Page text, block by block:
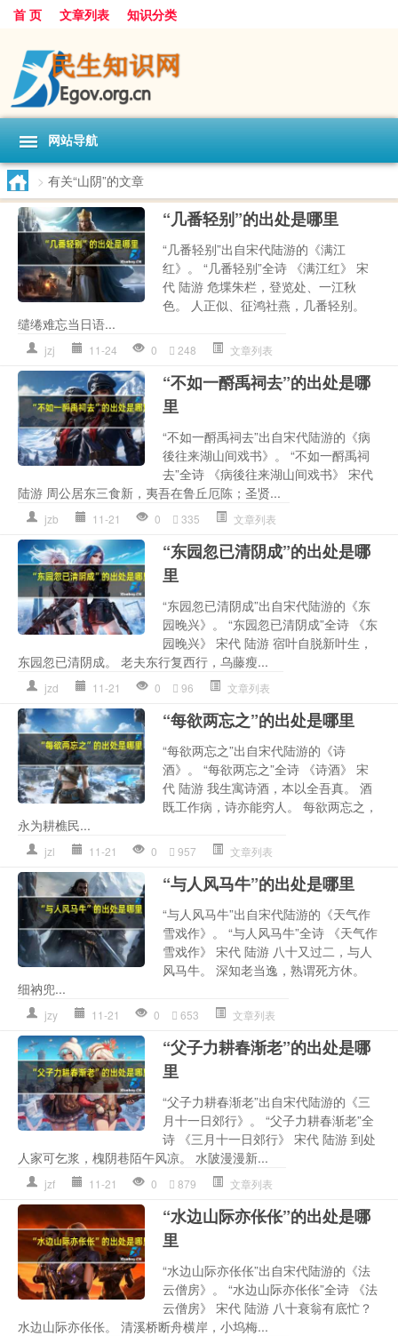
首 页 文章列表 知识分类
网站导航
> 有关“山阴”的文章
“几番轻别”的出处是哪里
“几番轻别”出自宋代陆游的《满江
红》。 “几番轻别”全诗 《满江红》 宋
代 陆游 危堞朱栏，登览处、一江秋
色。 人正似、征鸿社燕，几番轻别。
缱绻难忘当日语...
jzj 11-24 0 248 文章列表
“不如一酹禹祠去”的出处是哪
里
“不如一酹禹祠去”出自宋代陆游的《病
後往来湖山间戏书》。 “不如一酹禹祠
去”全诗 《病後往来湖山间戏书》 宋代
陆游 周公居东三食新，夷吾在鲁丘厄陈；圣贤...
jzb 11-21 0 335 文章列表
“东园忽已清阴成”的出处是哪
里
“东园忽已清阴成”出自宋代陆游的《东
园晚兴》。 “东园忽已清阴成”全诗 《东
园晚兴》 宋代 陆游 宿叶自脱新叶生，
东园忽已清阴成。 老夫东行复西行，乌藤瘦...
jzd 11-21 0 96 文章列表
“每欲两忘之”的出处是哪里
“每欲两忘之”出自宋代陆游的《诗
酒》。 “每欲两忘之”全诗 《诗酒》 宋
代 陆游 我生寓诗酒，本以全吾真。 酒
既工作病，诗亦能穷人。 每欲两忘之，
永为耕樵民...
jzl 11-21 0 957 文章列表
“与人风马牛”的出处是哪里
“与人风马牛”出自宋代陆游的《天气作
雪戏作》。 “与人风马牛”全诗 《天气作
雪戏作》 宋代 陆游 八十又过二，与人
风马牛。 深知老当逸，熟谓死方休。
细衲兜...
jzy 11-21 0 653 文章列表
“父子力耕春渐老”的出处是哪
里
“父子力耕春渐老”出自宋代陆游的《三
月十一日郊行》。 “父子力耕春渐老”全
诗 《三月十一日郊行》 宋代 陆游 到处
人家可乞浆，槐阴巷陌午风凉。 水陂漫漫新...
jzf 11-21 0 879 文章列表
“水边山际亦伥伥”的出处是哪
里
“水边山际亦伥伥”出自宋代陆游的《法
云僧房》。 “水边山际亦伥伥”全诗 《法
云僧房》 宋代 陆游 八十衰翁有底忙？
水边山际亦伥伥。 清溪桥断舟横岸，小坞梅...